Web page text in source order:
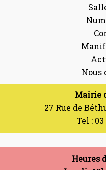
Nous
Mairie
27 Rue de
Tel : 03
Heures